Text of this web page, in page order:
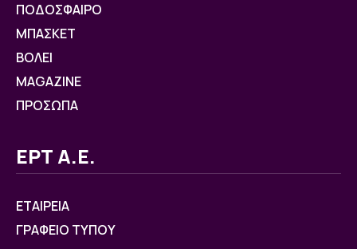
ΠΟΔΟΣΦΑΙΡΟ
ΜΠΑΣΚΕΤ
ΒOΛΕΙ
MAGAZINE
ΠΡΟΣΩΠΑ
ΕΡΤ Α.Ε.
ΕΤΑΙΡΕΙΑ
ΓΡΑΦΕΙΟ ΤΥΠΟΥ